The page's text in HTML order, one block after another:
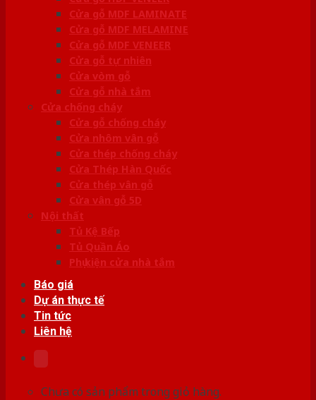
Cửa gỗ MDF LAMINATE
Cửa gỗ MDF MELAMINE
Cửa gỗ MDF VENEER
Cửa gỗ tự nhiên
Cửa vòm gỗ
Cửa gỗ nhà tắm
Cửa chống cháy
Cửa gỗ chống cháy
Cửa nhôm vân gỗ
Cửa thép chống cháy
Cửa Thép Hàn Quốc
Cửa thép vân gỗ
Cửa vân gỗ 5D
Nội thất
Tủ Kệ Bếp
Tủ Quần Áo
Phụ kiện cửa nhà tắm
Báo giá
Dự án thực tế
Tin tức
Liên hệ
Chưa có sản phẩm trong giỏ hàng.